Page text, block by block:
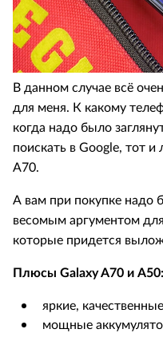
В данном случае всё
для меня. К какому
когда надо было
поискать в Google, тот
А70.
А вам при покупке надо
весомым аргументом
которые придется
Плюсы Galaxy A70 и А50:
яркие,
мощные